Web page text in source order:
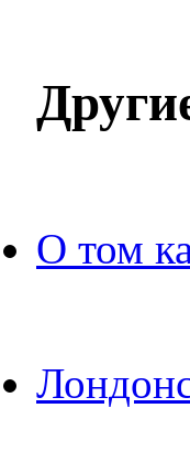
О том